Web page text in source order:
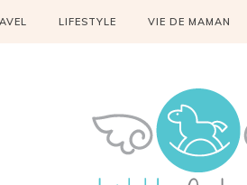
LIFESTYLE VIE DE MAMAN